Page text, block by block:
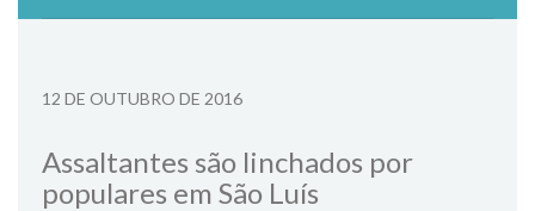
12 DE OUTUBRO DE 2016
Assaltantes são linchados por
populares em São Luís